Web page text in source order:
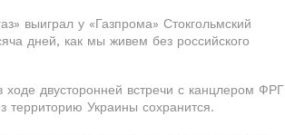
выиграл у «Газпрома» Стокгольмский
дней, как мы живем без российского
двусторонней встречи с канцлером ФРГ
территорию Украины сохранится.